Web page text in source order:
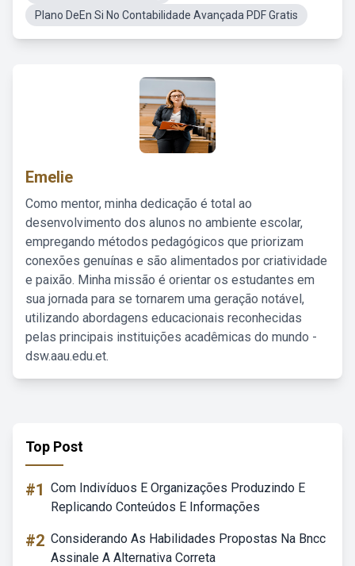
Plano DeEn Si No Contabilidade Avançada PDF Gratis
Emelie
Como mentor, minha dedicação é total ao
desenvolvimento dos alunos no ambiente escolar,
empregando métodos pedagógicos que priorizam
conexões genuínas e são alimentados por criatividade
e paixão. Minha missão é orientar os estudantes em
sua jornada para se tornarem uma geração notável,
utilizando abordagens educacionais reconhecidas
pelas principais instituições acadêmicas do mundo -
dsw.aau.edu.et.
Top Post
#1 Com Indivíduos E Organizações Produzindo E
Replicando Conteúdos E Informações
#2 Considerando As Habilidades Propostas Na Bncc
Assinale A Alternativa Correta